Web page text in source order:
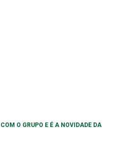
O GRUPO E É A NOVIDADE DA